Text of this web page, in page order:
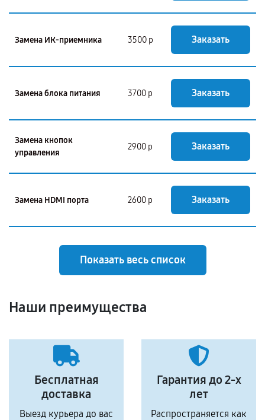
Замена ИК-приемника 3500 р Заказать
Замена блока питания 3700 р Заказать
Замена кнопок
управления
2900 р Заказать
Замена HDMI порта 2600 р Заказать
Показать весь список
Наши преимущества
Бесплатная
доставка
Выезд курьера до вас
Гарантия до 2-х
лет
Распространяется как